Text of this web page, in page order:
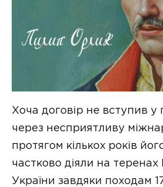
Хоча договір не вступив у
через несприятливу
протягом кількох років
частково діяли на
України завдяки походам